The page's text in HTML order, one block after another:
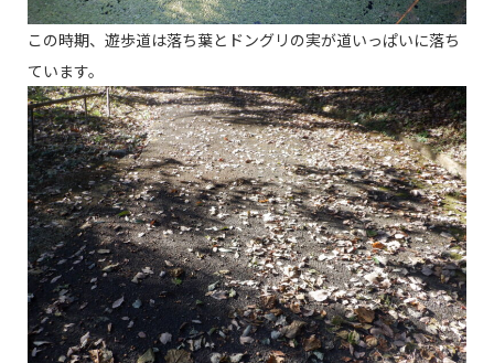
この時期、遊歩道は落ち葉とドングリの実が道いっぱいに落ち
ています。